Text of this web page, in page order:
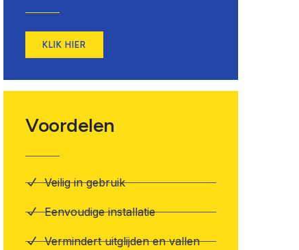
KLIK HIER
Voordelen
Veilig in gebruik
Eenvoudige installatie
Vermindert uitglijden en vallen